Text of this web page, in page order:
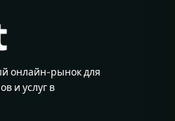
онлайн-рынок для
и услуг в